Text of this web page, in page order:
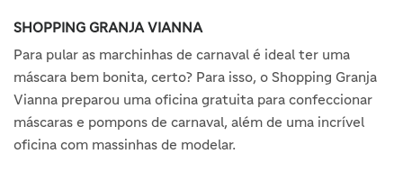
SHOPPING GRANJA VIANNA
Para pular as marchinhas de carnaval é ideal ter uma
máscara bem bonita, certo? Para isso, o Shopping Granja
Vianna preparou uma oficina gratuita para confeccionar
máscaras e pompons de carnaval, além de uma incrível
oficina com massinhas de modelar.